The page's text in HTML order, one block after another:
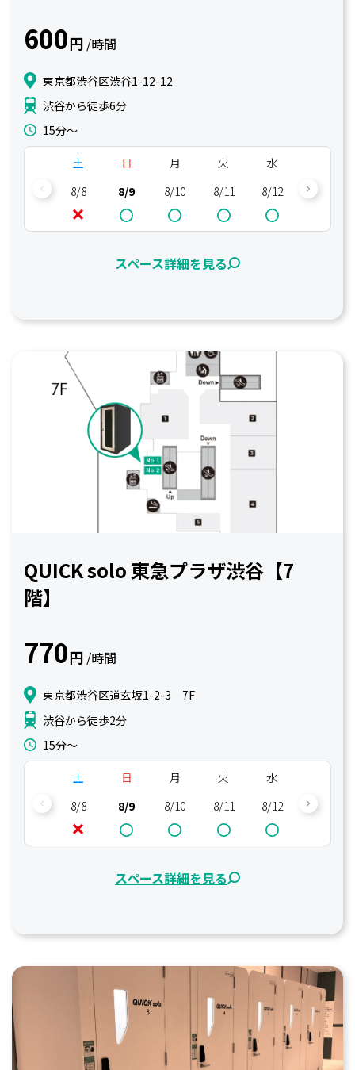
600円 /時間
東京都渋谷区渋谷1-12-12
渋谷から徒歩6分
15分〜
土
8/8
日
8/9
月
8/10
火
8/11
水
8/12
8/13
スペース詳細を見る
QUICK solo 東急プラザ渋谷【7
階】
770円 /時間
東京都渋谷区道玄坂1-2-3 7F
渋谷から徒歩2分
15分〜
土
8/8
日
8/9
月
8/10
火
8/11
水
8/12
8/13
スペース詳細を見る